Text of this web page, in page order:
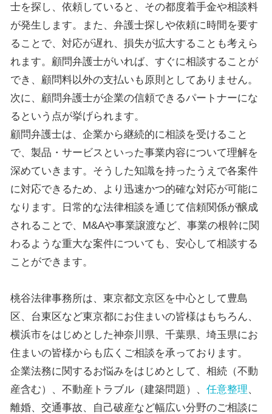
士を探し、依頼していると、その都度着手金や相談料
が発生します。また、弁護士探しや依頼に時間を要す
ることで、対応が遅れ、損失が拡大することも考えら
れます。顧問弁護士がいれば、すぐに相談することが
でき、顧問料以外の支払いも原則としてありません。
次に、顧問弁護士が企業の信頼できるパートナーにな
るという点が挙げられます。
顧問弁護士は、企業から継続的に相談を受けること
で、製品・サービスといった事業内容について理解を
深めていきます。そうした知識を持ったうえで各案件
に対応できるため、より迅速かつ的確な対応が可能に
なります。日常的な法律相談を通じて信頼関係が醸成
されることで、M&Aや事業譲渡など、事業の根幹に関
わるような重大な案件についても、安心して相談する
ことができます。
桃谷法律事務所は、東京都文京区を中心として豊島
区、台東区など東京都にお住まいの皆様はもちろん、
横浜市をはじめとした神奈川県、千葉県、埼玉県にお
住まいの皆様からも広くご相談を承っております。
企業法務に関するお悩みをはじめとして、相続（不動
産含む）、不動産トラブル（建築問題）、 任意整理、
離婚、交通事故、自己破産など幅広い分野のご相談に